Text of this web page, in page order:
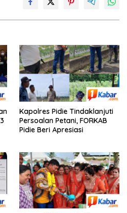
Kapolres Pidie Tindaklanjuti
Persoalan Petani, FORKAB
Pidie Beri Apresiasi